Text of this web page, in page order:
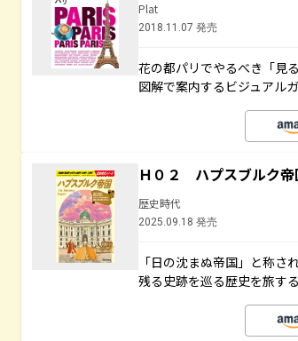
Plat
2018.11.07 発売
花の都パリでやるべき「見
図解で案内するビジュアルガ
Ｈ０２ ハプスブルク帝
歴史時代
2025.09.18 発売
「日の沈まぬ帝国」と称
残る史跡を巡る歴史を旅する